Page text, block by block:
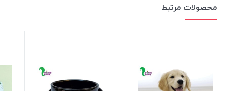
محصولات مرتبط